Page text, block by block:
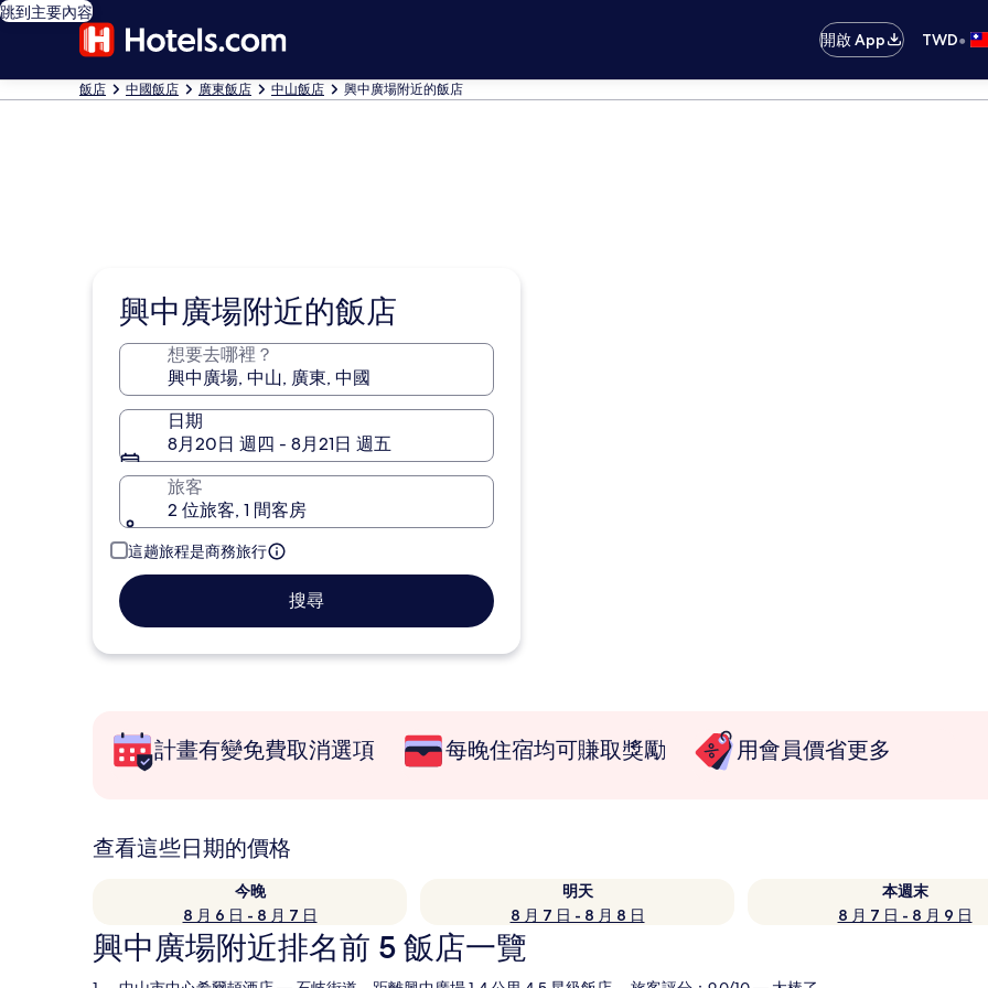
跳到主要內容
開啟 App
TWD•
飯店 中國飯店 廣東飯店 中山飯店 興中廣場附近的飯店
興中廣場附近的飯店
想要去哪裡？
日期
8月20日 週四 - 8月21日 週五
旅客
2 位旅客, 1 間客房
這趟旅程是商務旅行
搜尋
計畫有變免費取消選項 每晚住宿均可賺取獎勵 用會員價省更多
查看這些日期的價格
今晚
8 月 6 日 - 8 月 7 日
明天
8 月 7 日 - 8 月 8 日
本週末
8 月 7 日 - 8 月 9 日
興中廣場附近排名前 5 飯店一覽